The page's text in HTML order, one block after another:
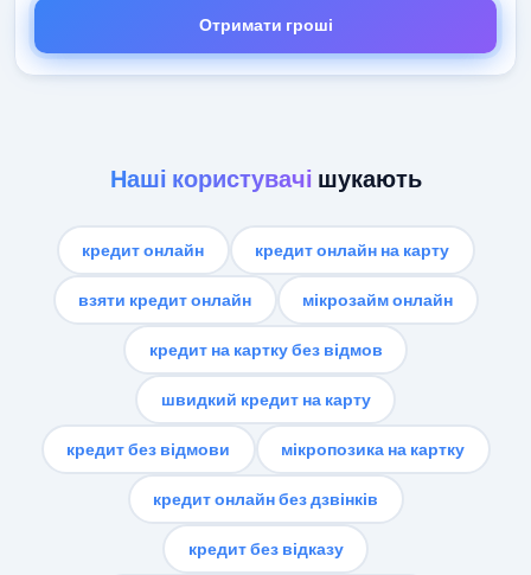
Отримати гроші
Наші користувачі шукають
кредит онлайн кредит онлайн на карту
взяти кредит онлайн мікрозайм онлайн
кредит на картку без відмов
швидкий кредит на карту
кредит без відмови мікропозика на картку
кредит онлайн без дзвінків
кредит без відказу